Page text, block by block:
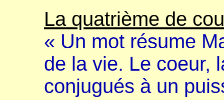
La quatrième de
« Un mot résume
de la vie. Le coeur,
conjugués à un